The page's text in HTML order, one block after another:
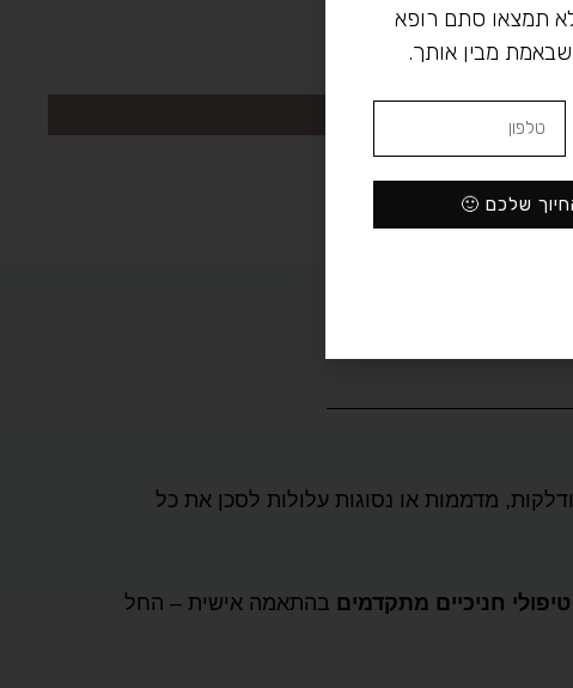
מדממות או נסוגות עלולות לסכן את כל
טיפולי חניכיים מתקדמים בהתאמה אישית – החל
תמצאו סתם רופא
שבאמת מבין אותך.
שלכם 🙂